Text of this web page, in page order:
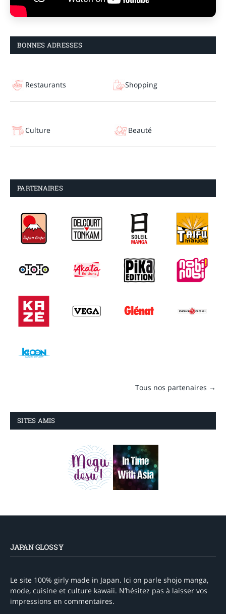
BONNES ADRESSES
Restaurants Shopping
Culture Beauté
PARTENAIRES
Tous nos partenaires →
SITES AMIS
JAPAN GLOSSY
Le site 100% girly made in Japan. Ici on parle shojo manga,
mode, cuisine et culture kawaii. N’hésitez pas à laisser vos
impressions en commentaires.